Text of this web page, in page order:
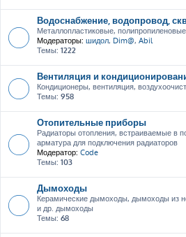
Водоснабжение, водопровод,
Металлопластиковые,
Модераторы: шидол, Dim@, Abil
Темы: 1222
Вентиляция и
Кондиционеры, вентиляция,
Темы: 958
Отопительные приборы
Радиаторы отопления, встраиваемые в
арматура для подключения радиаторов
Модератор: Code
Темы: 103
Дымоходы
Керамические дымоходы, дымоходы из
и др. дымоходы
Темы: 68